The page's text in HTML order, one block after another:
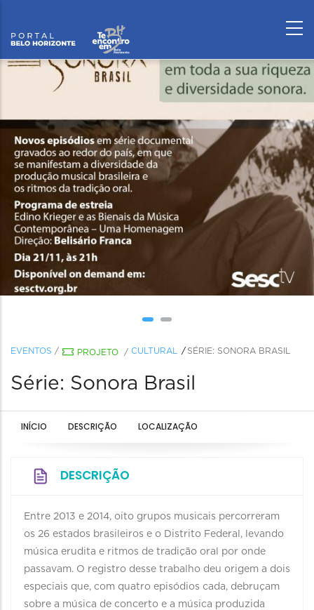
EVENTOS / PROJETO / CULTURAL SÉRIE: SONORA BRASIL
Série: Sonora Brasil
INÍCIO DESCRIÇÃO LOCALIZAÇÃO
DESCRIÇÃO
Entre 2013 e 2014, oito grupos musicais percorreram
os 26 estados brasileiros e o Distrito Federal, levando
música erudita e ritmos de tradição oral por onde
passavam. O registro desse trabalho deu origem a dois
especiais que, com quatro episódios cada, debruçam
sobre a música de concerto e a música produzida